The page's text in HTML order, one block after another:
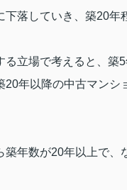
下落していき、築20年
る立場で考えると、築5
20年以降の中古マンシ
築年数が20年以上で、